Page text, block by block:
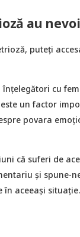
au
puteți
cu
un factor
povara
că suferi de
și spune-
în aceeași situație.